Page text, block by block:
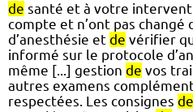
de santé et à votre
compte et n’ont pas changé
d’anesthésie et de vérifier
informé sur le protocole
même [...] gestion de vos
autres examens
respectées. Les consignes de